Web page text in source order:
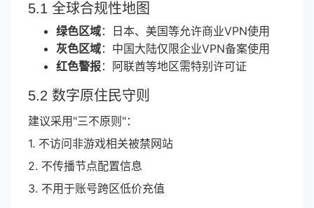
5.1 全球合规性地图
绿色区域：日本、美国等允许商业VPN使用
灰色区域：中国大陆仅限企业VPN备案使用
红色警报：阿联酋等地区需特别许可证
5.2 数字原住民守则
建议采用"三不原则"：
1. 不访问非游戏相关被禁网站
2. 不传播节点配置信息
3. 不用于账号跨区低价充值